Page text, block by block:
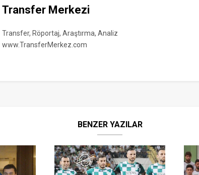
Transfer Merkezi
Transfer, Röportaj, Araştırma, Analiz
www.TransferMerkez.com
BENZER YAZILAR